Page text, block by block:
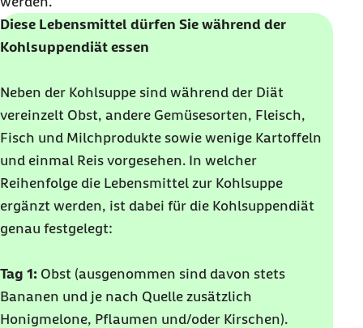
Diese Lebensmittel dürfen Sie während der
Kohlsuppendiät essen
Neben der Kohlsuppe sind während der Diät
vereinzelt Obst, andere Gemüsesorten, Fleisch,
Fisch und Milchprodukte sowie wenige Kartoffeln
und einmal Reis vorgesehen. In welcher
Reihenfolge die Lebensmittel zur Kohlsuppe
ergänzt werden, ist dabei für die Kohlsuppendiät
genau festgelegt:
Tag 1: Obst (ausgenommen sind davon stets
Bananen und je nach Quelle zusätzlich
Honigmelone, Pflaumen und/oder Kirschen).